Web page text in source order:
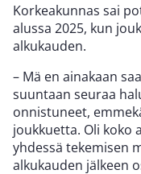
Korkeakunnas sai
alussa 2025, kun
alkukauden.
– Mä en ainakaan
suuntaan seuraa
onnistuneet,
joukkuetta. Oli koko
yhdessä tekemisen
alkukauden jälkeen